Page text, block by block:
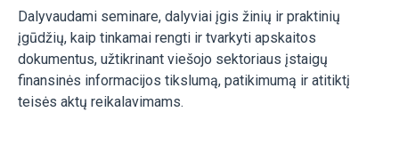
Dalyvaudami seminare, dalyviai įgis žinių ir praktinių
įgūdžių, kaip tinkamai rengti ir tvarkyti apskaitos
dokumentus, užtikrinant viešojo sektoriaus įstaigų
finansinės informacijos tikslumą, patikimumą ir atitiktį
teisės aktų reikalavimams.